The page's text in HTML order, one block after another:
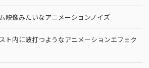
映像みたいなアニメーションノイズ
ト内に波打つようなアニメーションエフェク